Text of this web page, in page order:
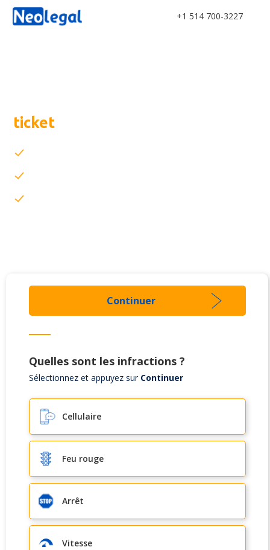
+1 514 700-3227
ticket
Quelles sont les infractions ?
Sélectionnez et appuyez sur Continuer
Cellulaire
Feu rouge
Arrêt
Vitesse
Continuer